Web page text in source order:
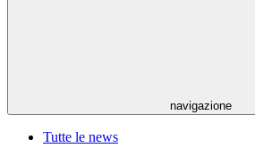
navigazione
Tutte le news